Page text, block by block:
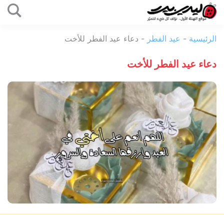
المحتوى
بيرد
الرئيسية - عيد الفطر - دعاء عيد الفطر للأخت
دعاء عيد الفطر للأخت